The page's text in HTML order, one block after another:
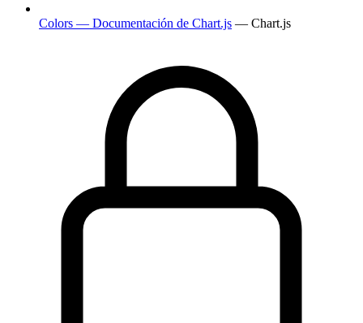
Colors — Documentación de Chart.js — Chart.js